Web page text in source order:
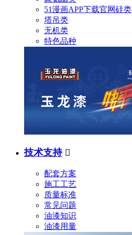
51漫画APP下载官网硅类
塔吊类
无机类
特色品种
技术支持 
配套方案
施工工艺
质量标准
常见问题
油漆知识
油漆用量